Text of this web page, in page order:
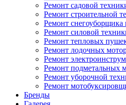
Ремонт садовой
Ремонт строительной
Ремонт снегоуборщика
Ремонт силовой
Ремонт тепловых
Ремонт лодочных
Ремонт
Ремонт подметальных
Ремонт уборочной
Ремонт
Бренды